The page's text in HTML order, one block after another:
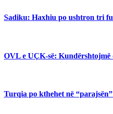
Sadiku: Haxhiu po ushtron tri
OVL e UÇK-së:
Turqia po kthehet në